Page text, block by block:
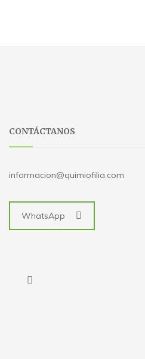
CONTÁCTANOS
informacion@quimiofilia.com
WhatsApp